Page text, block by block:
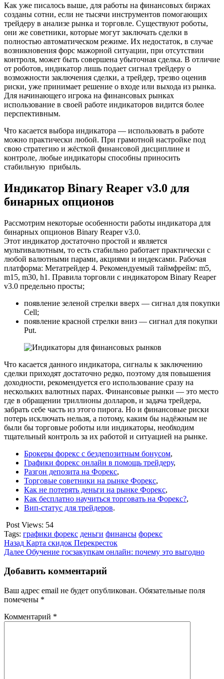
Как уже писалось выше, для работы на финансовых биржах
созданы сотни, если не тысячи инструментов помогающих
трейдеру в анализе рынка и торговле. Существуют роботы,
они же советники, которые могут заключать сделки в
полностью автоматическом режиме. Их недостаток, в случае
возникновения форс мажорной ситуации, при отсутствии
контроля, может быть совершена убыточная сделка. В отличие
от роботов, индикатор лишь подает сигнал трейдеру о
возможности заключения сделки, а трейдер, трезво оценив
риски, уже принимает решение о входе или выхода из рынка.
Для начинающего игрока на финансовых рынках
использование в своей работе индикаторов видится более
перспективным.
Что касается выбора индикатора — использовать в работе
можно практически любой. При грамотной настройке под
свою стратегию и жёсткой финансовой дисциплине и
контроле, любые индикаторы способны приносить
стабильную прибыль.
Индикатор Binary Reaper v3.0 для
бинарных опционов
Рассмотрим некоторые особенности работы индикатора для
бинарных опционов Binary Reaper v3.0.
Этот индикатор достаточно простой и является
мультивалютным, то есть стабильно работает практически с
любой валютными парами, акциями и индексами. Рабочая
платформа: Метатрейдер 4. Рекомендуемый таймфрейм: m5,
m15, m30, h1. Правила торговли с индикатором Binary Reaper
v3.0 предельно просты;
появление зеленой стрелки вверх — сигнал для покупки
Cell;
появление красной стрелки вниз — сигнал для покупки
Put.
Что касается данного индикатора, сигналы к заключению
сделки приходят достаточно редко, поэтому для повышения
доходности, рекомендуется его использование сразу на
нескольких валютных парах. Финансовые рынки — это место
где в обращении триллионы долларов, и задача трейдера,
забрать себе часть из этого пирога. Но и финансовые риски
потерь исключать нельзя, а потому, каким бы надёжным не
были бы торговые роботы или индикаторы, необходим
тщательный контроль за их работой и ситуацией на рынке.
Брокеры форекс с бездепозитным бонусом,
Графики форекс онлайн в помощь трейдеру,
Разгон депозита на Форекс,
Торговые советники на рынке Форекс,
Как не потерять деньги на рынке Форекс,
Как бесплатно научиться торговать на Форекс?,
Вип-статус для трейдеров.
Post Views: 54
Tags: графики форекс деньги финансы форекс
Продолжить
чтение
Назад Карта скидок Перекресток
Далее Обучение госзакупкам онлайн: почему это выгодно
Добавить комментарий
Ваш адрес email не будет опубликован. Обязательные поля
помечены *
Комментарий *